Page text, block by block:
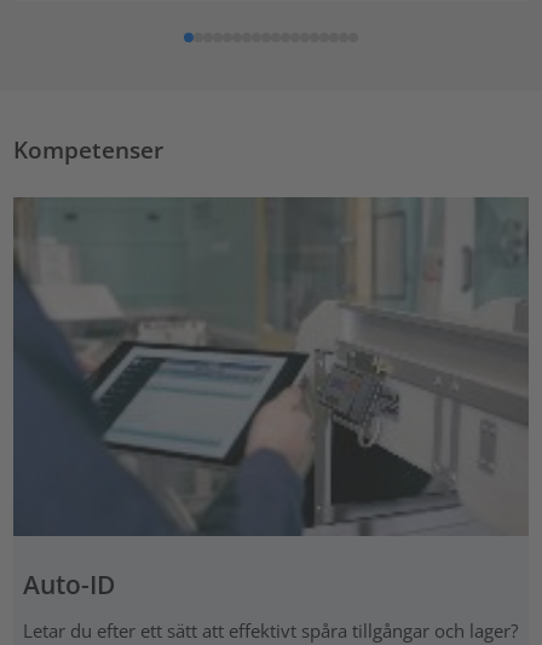
Kompetenser
Auto-ID
Letar du efter ett sätt att effektivt spåra tillgångar och lager?